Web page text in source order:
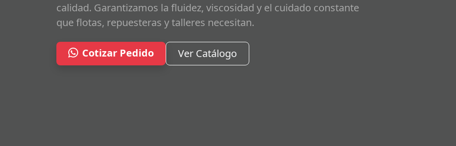
calidad. Garantizamos la fluidez, viscosidad y el cuidado constante
que flotas, repuesteras y talleres necesitan.
Cotizar Pedido Ver Catálogo